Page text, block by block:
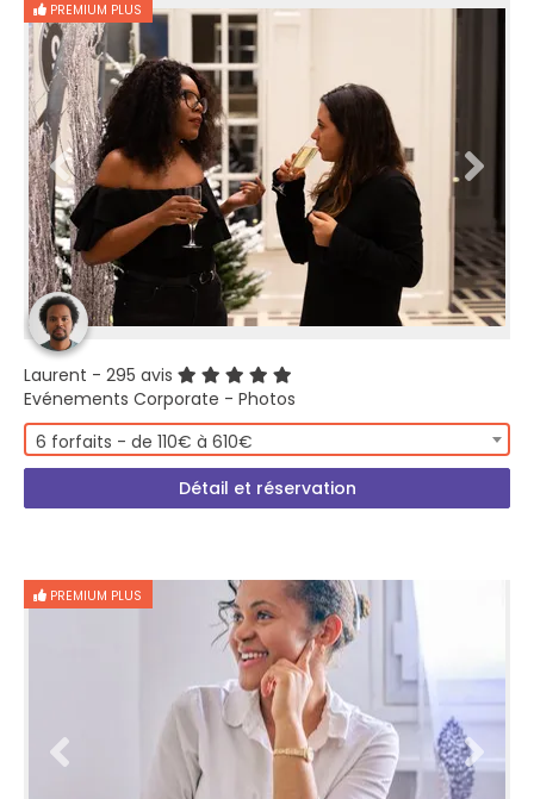
PREMIUM PLUS
Laurent - 295 avis
Evénements Corporate - Photos
6 forfaits - de 110€ à 610€
Détail et réservation
PREMIUM PLUS